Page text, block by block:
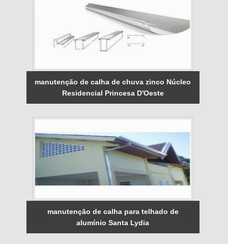
manutenção de calha de chuva zinco Núcleo
Residencial Princesa D'Oeste
manutenção de calha para telhado de
alumínio Santa Lydia